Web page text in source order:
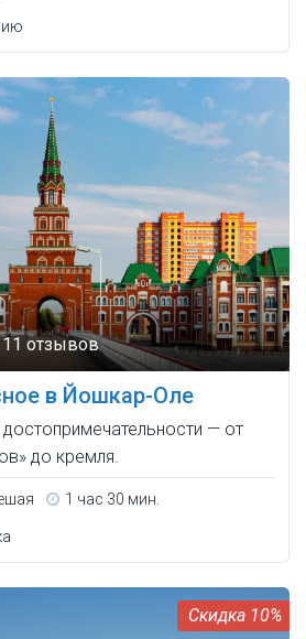
11 отзывов
в Йошкар-Оле
— от
до кремля.
1 час 30 мин.
10%